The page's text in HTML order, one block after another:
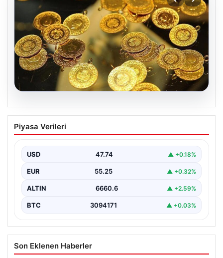
07.08.2026
Altın fiyatları canlı 7 Nisan 2026: Altın
fiyatları bugün ne kadar oldu?
Piyasa Verileri
USD 47.74 ▲ +0.18%
EUR 55.25 ▲ +0.32%
ALTIN 6660.6 ▲ +2.59%
BTC 3094171 ▲ +0.03%
Son Eklenen Haberler